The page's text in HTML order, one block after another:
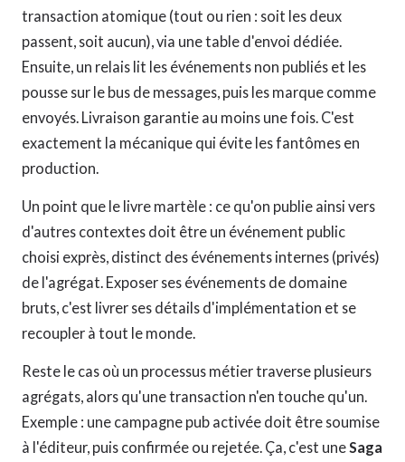
transaction atomique (tout ou rien : soit les deux
passent, soit aucun), via une table d'envoi dédiée.
Ensuite, un relais lit les événements non publiés et les
pousse sur le bus de messages, puis les marque comme
envoyés. Livraison garantie au moins une fois. C'est
exactement la mécanique qui évite les fantômes en
production.
Un point que le livre martèle : ce qu'on publie ainsi vers
d'autres contextes doit être un événement public
choisi exprès, distinct des événements internes (privés)
de l'agrégat. Exposer ses événements de domaine
bruts, c'est livrer ses détails d'implémentation et se
recoupler à tout le monde.
Reste le cas où un processus métier traverse plusieurs
agrégats, alors qu'une transaction n'en touche qu'un.
Exemple : une campagne pub activée doit être soumise
à l'éditeur, puis confirmée ou rejetée. Ça, c'est une Saga